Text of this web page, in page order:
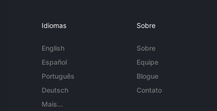
Idiomas
English
Español
Português
Deutsch
Mais...
Sobre
Sobre
Equipe
Blogue
Contato